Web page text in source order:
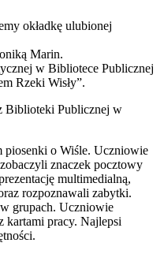
okładkę ulubionej
Marin.
w Bibliotece Publicznej
Rzeki Wisły”.
Biblioteki Publicznej w
piosenki o Wiśle. Uczniowie
znaczek pocztowy
multimedialną,
rozpoznawali zabytki.
grupach. Uczniowie
pracy. Najlepsi